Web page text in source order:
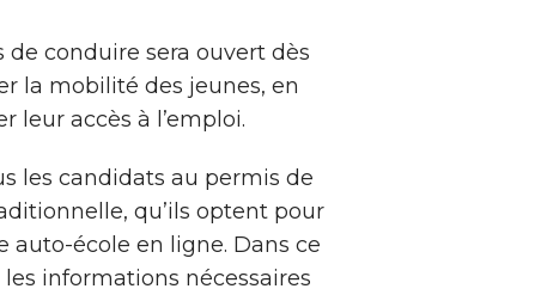
de conduire sera ouvert dès
la mobilité des jeunes, en
leur accès à l’emploi.
les candidats au permis de
qu’ils optent pour
auto-école en ligne. Dans ce
informations nécessaires